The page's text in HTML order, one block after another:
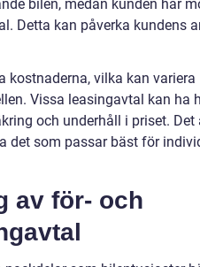
bilen, medan kunden har
Detta kan påverka kundens
kostnaderna, vilka kan variera
Vissa leasingavtal kan ha
och underhåll i priset. Det
som passar bäst för
av för- och